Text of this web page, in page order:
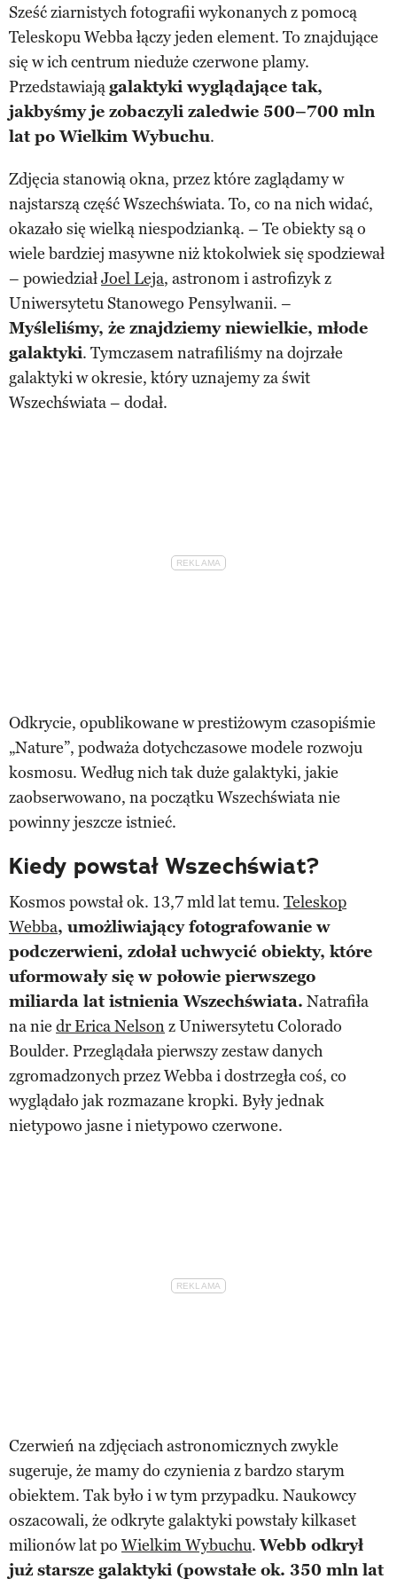
Sześć ziarnistych fotografii wykonanych z pomocą
Teleskopu Webba łączy jeden element. To znajdujące
się w ich centrum nieduże czerwone plamy.
Przedstawiajągalaktyki wyglądające tak,
jakbyśmy je zobaczyli zaledwie 500–700 mln
lat po Wielkim Wybuchu.
Zdjęcia stanowią okna, przez które zaglądamy w
najstarszą część Wszechświata. To, co na nich widać,
okazało się wielką niespodzianką. – Te obiekty są o
wiele bardziej masywne niż ktokolwiek się spodziewał
– powiedziałJoel Leja, astronom i astrofizyk z
Uniwersytetu Stanowego Pensylwanii. –
Myśleliśmy, że znajdziemy niewielkie, młode
galaktyki. Tymczasem natrafiliśmy na dojrzałe
galaktyki w okresie, który uznajemy za świt
Wszechświata – dodał.
Odkrycie, opublikowane w prestiżowym czasopiśmie
„Nature”, podważa dotychczasowe modele rozwoju
kosmosu. Według nich tak duże galaktyki, jakie
zaobserwowano, na początku Wszechświata nie
powinny jeszcze istnieć.
Kiedy powstał Wszechświat?
Kosmos powstał ok. 13,7 mld lat temu. Teleskop
Webba, umożliwiający fotografowanie w
podczerwieni, zdołał uchwycić obiekty, które
uformowały się w połowie pierwszego
miliarda lat istnienia Wszechświata. Natrafiła
na nie dr Erica Nelsonz Uniwersytetu Colorado
Boulder. Przeglądała pierwszy zestaw danych
zgromadzonych przez Webba i dostrzegła coś, co
wyglądało jak rozmazane kropki. Były jednak
nietypowo jasne i nietypowo czerwone.
Czerwień na zdjęciach astronomicznych zwykle
sugeruje, że mamy do czynienia z bardzo starym
obiektem. Tak było i w tym przypadku. Naukowcy
oszacowali, że odkryte galaktyki powstały kilkaset
milionów lat po Wielkim Wybuchu.Webb odkrył
już starsze galaktyki (powstałe ok. 350 mln lat